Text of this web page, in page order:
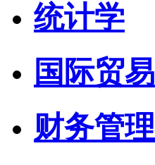
统计学
国际贸易
财务管理